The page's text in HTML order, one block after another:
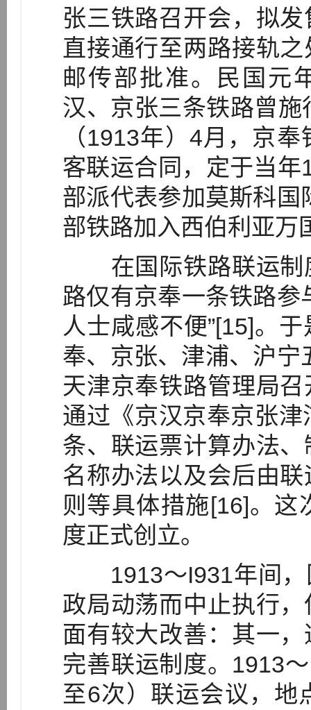
张三铁路召开会，拟
直接通行至两路接轨
邮传部批准。民国元
汉、京张三条铁路曾
（1913年）4月，京
客联运合同，定于当
部派代表参加莫斯科国
部铁路加入西伯利亚万
在国际铁路联运制
路仅有京奉一条铁路参
人士咸感不便”[15]。
奉、京张、津浦、沪
天津京奉铁路管理局
通过《京汉京奉京张
条、联运票计算办法
名称办法以及会后由
则等具体措施[16]。
度正式创立。
1913～I931年间，
政局动荡而中止执行
面有较大改善：其一
完善联运制度。1913
至6次）联运会议，地